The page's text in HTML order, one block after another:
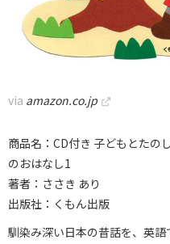
via amazon.co.jp
商品名：CD付き 子どもとたの
のおはなし1
著者：ささき あり
出版社：くもん出版
馴染み深い日本の昔話を、英